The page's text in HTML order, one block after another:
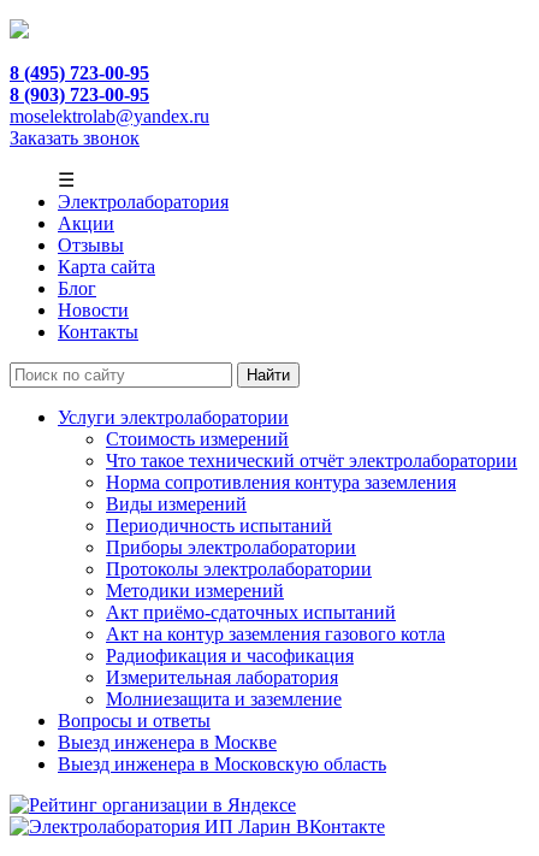
8 (495) 723-00-95
8 (903) 723-00-95
moselektrolab@yandex.ru
Заказать звонок
☰
Электролаборатория
Акции
Отзывы
Карта сайта
Блог
Новости
Контакты
Услуги электролаборатории
Стоимость измерений
Что такое технический отчёт электролаборатории
Норма сопротивления контура заземления
Виды измерений
Периодичность испытаний
Приборы электролаборатории
Протоколы электролаборатории
Методики измерений
Акт приёмо-сдаточных испытаний
Акт на контур заземления газового котла
Радиофикация и часофикация
Измерительная лаборатория
Молниезащита и заземление
Вопросы и ответы
Выезд инженера в Москве
Выезд инженера в Московскую область